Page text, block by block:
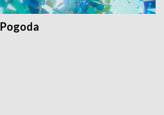
Pogoda